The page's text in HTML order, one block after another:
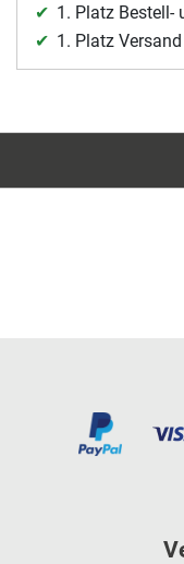
1. Platz Bestell-
1. Platz